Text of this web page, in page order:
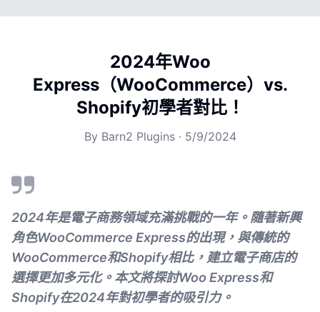
2024年Woo
Express（WooCommerce）vs.
Shopify初學者對比！
By Barn2 Plugins· 5/9/2024
2024年是電子商務領域充滿挑戰的一年。隨著新興
角色WooCommerce Express的出現，與傳統的
WooCommerce和Shopify相比，建立電子商店的
選擇更加多元化。本文將探討Woo Express和
Shopify在2024年對初學者的吸引力。